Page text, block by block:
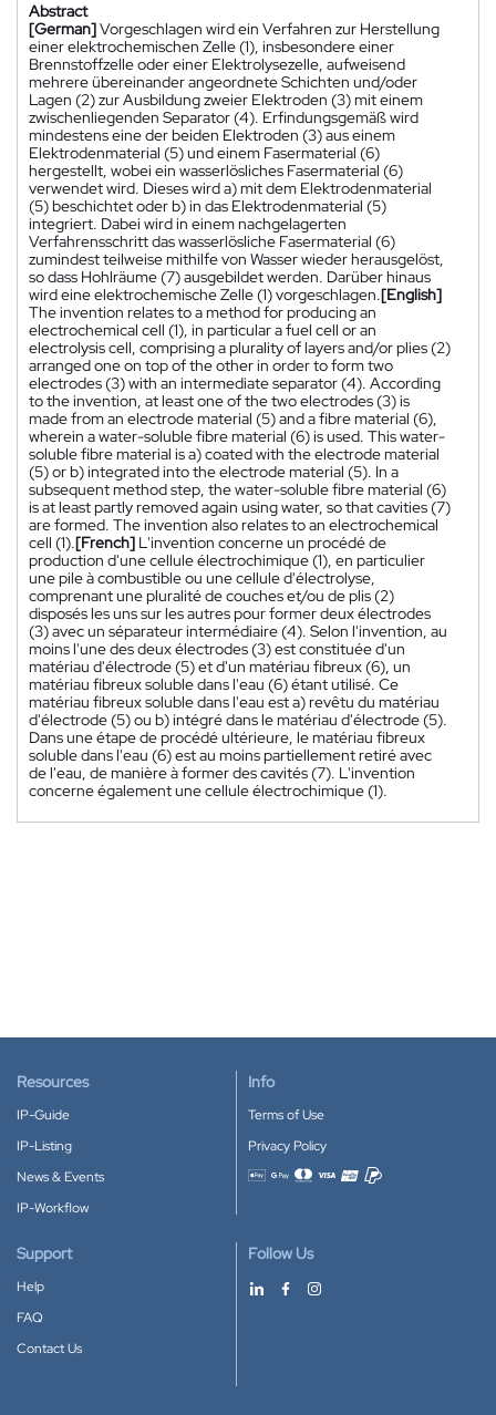
Abstract
[German]Vorgeschlagen wird ein Verfahren zur Herstellung
einer elektrochemischen Zelle (1), insbesondere einer
Brennstoffzelle oder einer Elektrolysezelle, aufweisend
mehrere übereinander angeordnete Schichten und/oder
Lagen (2) zur Ausbildung zweier Elektroden (3) mit einem
zwischenliegenden Separator (4). Erfindungsgemäß wird
mindestens eine der beiden Elektroden (3) aus einem
Elektrodenmaterial (5) und einem Fasermaterial (6)
hergestellt, wobei ein wasserlösliches Fasermaterial (6)
verwendet wird. Dieses wird a) mit dem Elektrodenmaterial
(5) beschichtet oder b) in das Elektrodenmaterial (5)
integriert. Dabei wird in einem nachgelagerten
Verfahrensschritt das wasserlösliche Fasermaterial (6)
zumindest teilweise mithilfe von Wasser wieder herausgelöst,
so dass Hohlräume (7) ausgebildet werden. Darüber hinaus
wird eine elektrochemische Zelle (1) vorgeschlagen.[English]
The invention relates to a method for producing an
electrochemical cell (1), in particular a fuel cell or an
electrolysis cell, comprising a plurality of layers and/or plies (2)
arranged one on top of the other in order to form two
electrodes (3) with an intermediate separator (4). According
to the invention, at least one of the two electrodes (3) is
made from an electrode material (5) and a fibre material (6),
wherein a water-soluble fibre material (6) is used. This water-
soluble fibre material is a) coated with the electrode material
(5) or b) integrated into the electrode material (5). In a
subsequent method step, the water-soluble fibre material (6)
is at least partly removed again using water, so that cavities (7)
are formed. The invention also relates to an electrochemical
cell (1).[French] L'invention concerne un procédé de
production d'une cellule électrochimique (1), en particulier
une pile à combustible ou une cellule d'électrolyse,
comprenant une pluralité de couches et/ou de plis (2)
disposés les uns sur les autres pour former deux électrodes
(3) avec un séparateur intermédiaire (4). Selon l'invention, au
moins l'une des deux électrodes (3) est constituée d'un
matériau d'électrode (5) et d'un matériau fibreux (6), un
matériau fibreux soluble dans l'eau (6) étant utilisé. Ce
matériau fibreux soluble dans l'eau est a) revêtu du matériau
d'électrode (5) ou b) intégré dans le matériau d'électrode (5).
Dans une étape de procédé ultérieure, le matériau fibreux
soluble dans l'eau (6) est au moins partiellement retiré avec
de l'eau, de manière à former des cavités (7). L'invention
concerne également une cellule électrochimique (1).
Resources
IP-Guide
IP-Listing
News & Events
IP-Workflow
Info
Terms of Use
Privacy Policy
Accepted payment methods
Support
Help
FAQ
Contact Us
Follow Us